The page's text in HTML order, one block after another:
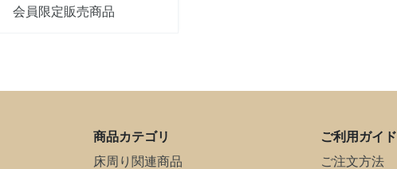
会員限定販売商品
商品カテゴリ
床周り関連商品
ご利用ガイド
ご注文方法